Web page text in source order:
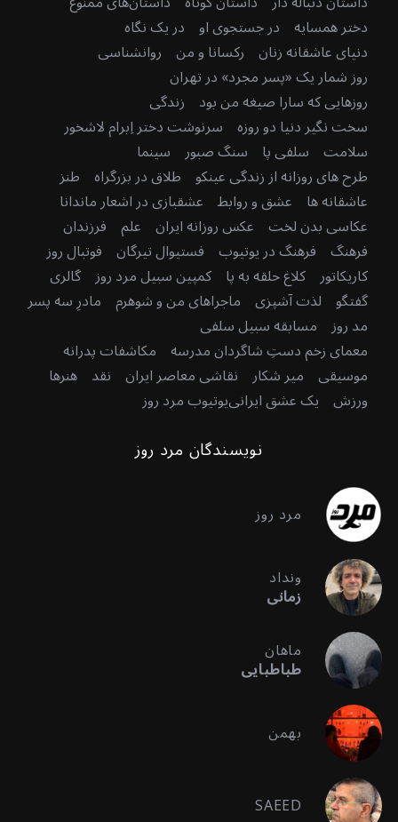
دختر همسایه در جستجوی او در یک نگاه
دنیای عاشقانه زنان رکسانا و من روانشناسی
روز شمار یک «پسر مجرد» در تهران
روزهایی که سارا صیغه من بود زندگی
سخت نگیر دنیا دو روزه سرنوشت دختر اِبرام لاشخور
سلامت سلفی پا سنگ صبور سینما
طرح های روزانه از زندگی عینکو طلاق در بزرگراه طنز
عاشقانه ها عشق و روابط عشقبازی در اشعار ماندانا
عکاسی بدن لخت عکس روزانه ایران علم فرزندان
فرهنگ فرهنگ در یوتیوب فستیوال تیرگان فوتبال روز
کاریکاتور کلاغ حلقه به پا کمپین سبیل مرد روز گالری
گفتگو لذت آشپزی ماجراهای من و شوهرم مادرِ سه پسر
مد روز مسابقه سبیل سلفی
معمای زخم دستِ شاگردان مدرسه مکاشفات پدرانه
موسیقی میر شکار نقاشی معاصر ایران نقد هنرها
ورزش یک عشق ایرانییوتیوب مرد روز
نویسندگان مرد روز
مرد روز
ونداد
زمانی
ماهان
طباطبایی
بهمن
SAEED